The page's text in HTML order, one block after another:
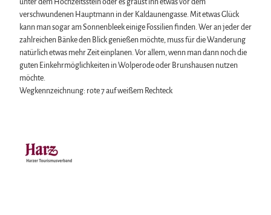
unter dem Hochzeitsstein oder es graust ihn etwas vor dem
verschwundenen Hauptmann in der Kaldaunengasse. Mit etwas Glück
kann man sogar am Sonnenbleek einige Fossilien finden. Wer an jeder der
zahlreichen Bänke den Blick genießen möchte, muss für die Wanderung
natürlich etwas mehr Zeit einplanen. Vor allem, wenn man dann noch die
guten Einkehrmöglichkeiten in Wolperode oder Brunshausen nutzen
möchte.
Wegkennzeichnung: rote 7 auf weißem Rechteck